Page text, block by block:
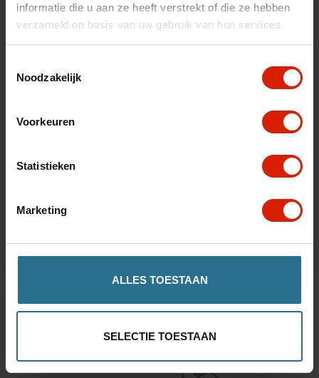
informatie die u aan ze heeft verstrekt of die ze hebben
verzameld op basis van uw gebruik van hun services.
Noodzakelijk
Voorkeuren
Statistieken
Marketing
ALLES TOESTAAN
SELECTIE TOESTAAN
Let's Go Out S Fender Left and right (2